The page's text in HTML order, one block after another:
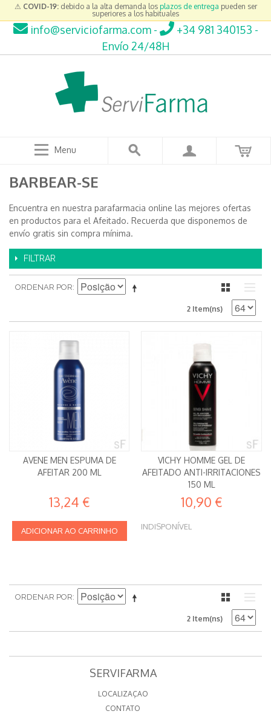
⚠ COVID-19:debido a la alta demanda los plazos de entrega pueden ser
superiores a los habituales
info@serviciofarma.com- +34 981 340153 -
Envío 24/48H
Menu
BARBEAR-SE
Encuentra en nuestra parafarmacia online las mejores ofertas
en productos para el Afeitado. Recuerda que disponemos de
envío gratis sin compra mínima.
FILTRAR
ORDENAR POR
2 Item(ns)
AVENE MEN ESPUMA DE
AFEITAR 200 ML
13,24 €
ADICIONAR AO CARRINHO
VICHY HOMME GEL DE
AFEITADO ANTI-IRRITACIONES
150 ML
10,90 €
INDISPONÍVEL
ORDENAR POR
2 Item(ns)
SERVIFARMA
LOCALIZAÇAO
CONTATO